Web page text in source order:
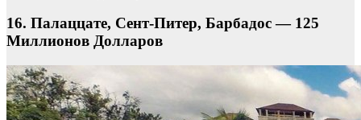
16. Палаццате, Сент-Питер, Барбадос — 125
Миллионов Долларов